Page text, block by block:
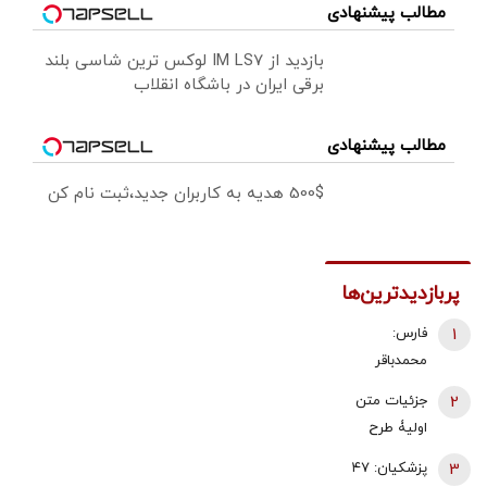
مطالب پیشنهادی
بازدید از IM LS7 لوکس ترین شاسی بلند
برقی ایران در باشگاه انقلاب
مطالب پیشنهادی
500$ هدیه به کاربران جدید،ثبت نام کن
پربازدیدترین‌ها
فارس:
محمدباقر
داد/ محسن
رضایی دبیر
شورای عالی
1
جزئیات متن
اولیۀ طرح
مدیریت تنگه
2
پزشکیان: ۴۷
3